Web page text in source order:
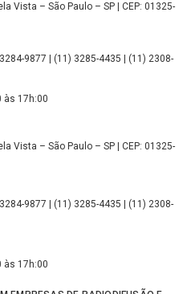
Vista – São Paulo – SP | CEP: 01325-
9877 | (11) 3285-4435 | (11) 2308-
às 17h:00
Vista – São Paulo – SP | CEP: 01325-
9877 | (11) 3285-4435 | (11) 2308-
às 17h:00